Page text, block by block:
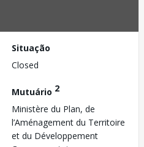
Situação
Closed
Mutuário 2
Ministère du Plan, de
l’Aménagement du Territoire
et du Développement